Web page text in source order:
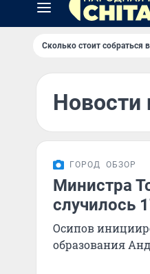
Сколько стоит собраться
Новости
ГОРОД ОБЗОР
Министра
случилось
Осипов
образования